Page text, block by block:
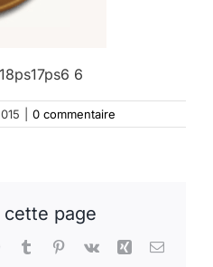
6
0 commentaire
cette page
WhatsApp
TumblrPinterest
Vk Xing Email